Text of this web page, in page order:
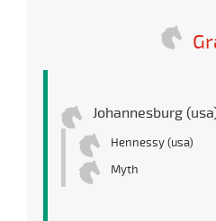
Johannesburg
Hennessy (usa)
Myth